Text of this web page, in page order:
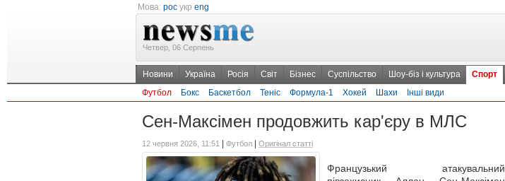
Мова: рос укр eng
Четвер, 06 Серпень
Новини Україна Росія Світ Бізнес Суспільство Шоу-біз і культура Спорт
Футбол
Бокс Баскетбол Теніс Формула-1 Хокей Шахи Інші види
Сен-Максімен продовжить кар'єру в МЛС
12 червня 2026, 11:51 Футбол Оригінал статті
Французький атакувальний